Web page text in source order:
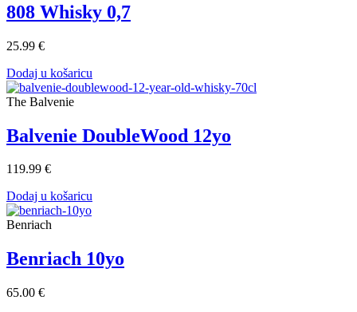
808 Whisky 0,7
25.99 €
Dodaj u košaricu
The Balvenie
Balvenie DoubleWood 12yo
119.99 €
Dodaj u košaricu
Benriach
Benriach 10yo
65.00 €